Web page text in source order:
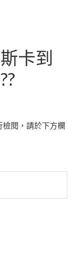
卡到
閱，請於下方欄